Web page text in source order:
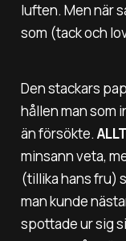
luften. Men när
som (tack och
Den stackars
hållen man som
än försökte. ALLT
minsann veta,
(tillika hans fru)
man kunde
spottade ur sig